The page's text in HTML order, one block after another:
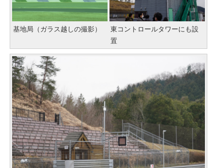
基地局（ガラス越しの撮影）
東コントロールタワーにも設
置